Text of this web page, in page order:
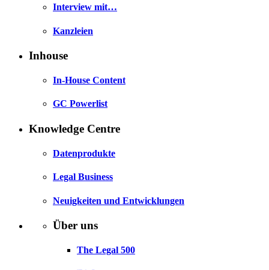
Interview mit…
Kanzleien
Inhouse
In-House Content
GC Powerlist
Knowledge Centre
Datenprodukte
Legal Business
Neuigkeiten und Entwicklungen
Über uns
The Legal 500